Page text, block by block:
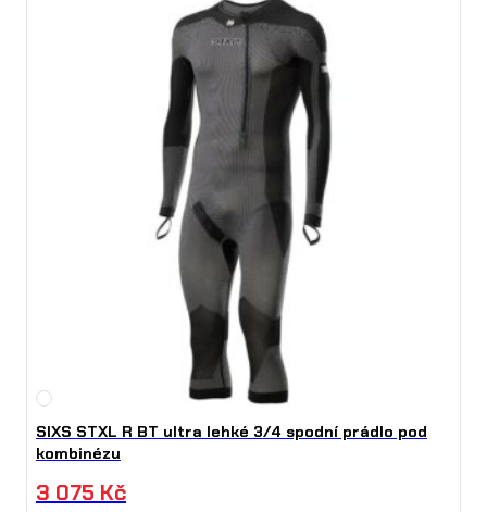
SIXS STXL R BT ultra lehké 3/4 spodní prádlo pod
kombinézu
3 075 Kč